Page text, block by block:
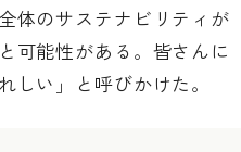
体のサステナビリティが
可能性がある。皆さんに
い」と呼びかけた。